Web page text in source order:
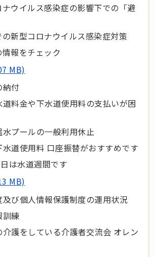
ウイルス感染症の影響下での「避
の新型コロナウイルス感染症対策
報をチェック
MB)
納付
道料金や下水道使用料の支払いが困
プールの一般利用休止
道使用料 口座振替がおすすめです
は水道週間です
MB)
び個人情報保護制度の運用状況
訓練
護をしている介護者交流会 オレン